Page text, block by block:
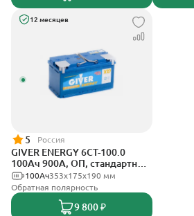
12 месяцев
5 Россия
GIVER ENERGY 6СТ-100.0
100Ач 900А, ОП, стандартные
клеммы353х175х190 мм
100Ач
Обратная полярность
9 800 ₽